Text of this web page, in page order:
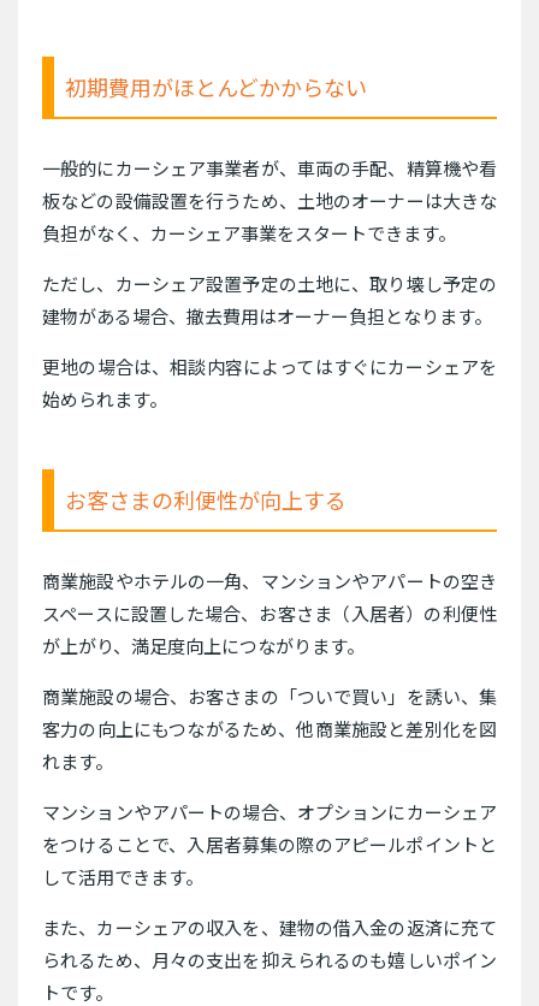
初期費用がほとんどかからない
一般的にカーシェア事業者が、車両の手配、精算機や看
板などの設備設置を行うため、土地のオーナーは大きな
負担がなく、カーシェア事業をスタートできます。
ただし、カーシェア設置予定の土地に、取り壊し予定の
建物がある場合、撤去費用はオーナー負担となります。
更地の場合は、相談内容によってはすぐにカーシェアを
始められます。
お客さまの利便性が向上する
商業施設やホテルの一角、マンションやアパートの空き
スペースに設置した場合、お客さま（入居者）の利便性
が上がり、満足度向上につながります。
商業施設の場合、お客さまの「ついで買い」を誘い、集
客力の向上にもつながるため、他商業施設と差別化を図
れます。
マンションやアパートの場合、オプションにカーシェア
をつけることで、入居者募集の際のアピールポイントと
して活用できます。
また、カーシェアの収入を、建物の借入金の返済に充て
られるため、月々の支出を抑えられるのも嬉しいポイン
トです。